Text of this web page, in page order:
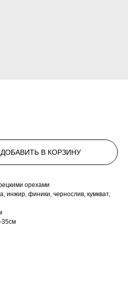
ДОБАВИТЬ В КОРЗИНУ
орехами
инжир, финики, чернослив, кумкват,
35см